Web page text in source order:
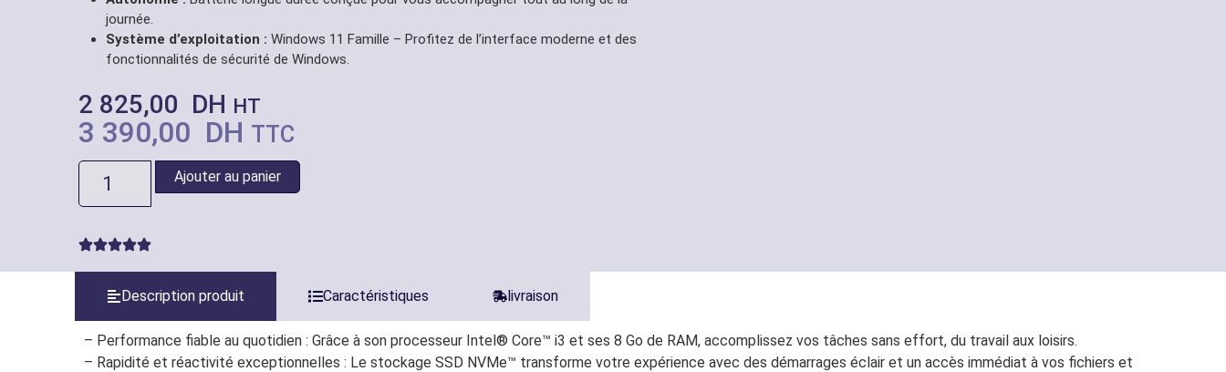
journée.
Système d’exploitation : Windows 11 Famille – Profitez de l’interface moderne et des
fonctionnalités de sécurité de Windows.
2 825,00 DH HT
3 390,00 DH TTC
Ajouter au panier
Description produit Caractéristiques livraison
– Performance fiable au quotidien : Grâce à son processeur Intel® Core™ i3 et ses 8 Go de RAM, accomplissez vos tâches sans effort, du travail aux loisirs.
– Rapidité et réactivité exceptionnelles : Le stockage SSD NVMe™ transforme votre expérience avec des démarrages éclair et un accès immédiat à vos fichiers et